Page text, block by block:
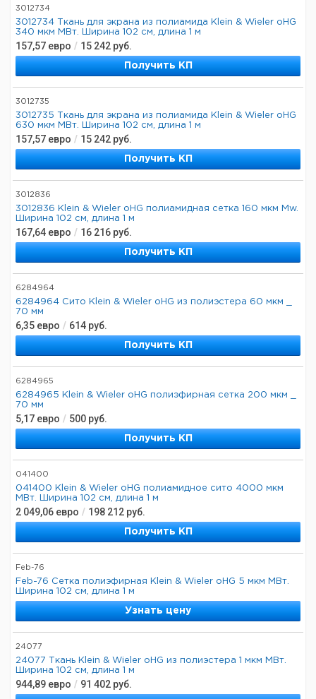
3012734
3012734 Ткань для экрана из полиамида Klein & Wieler oHG
340 мкм МВт. Ширина 102 см, длина 1 м
157,57 евро / 15 242 руб.
Получить КП
3012735
3012735 Ткань для экрана из полиамида Klein & Wieler oHG
630 мкм МВт. Ширина 102 см, длина 1 м
157,57 евро / 15 242 руб.
Получить КП
3012836
3012836 Klein & Wieler oHG полиамидная сетка 160 мкм Mw.
Ширина 102 см, длина 1 м
167,64 евро / 16 216 руб.
Получить КП
6284964
6284964 Сито Klein & Wieler oHG из полиэстера 60 мкм _
70 мм
6,35 евро / 614 руб.
Получить КП
6284965
6284965 Klein & Wieler oHG полиэфирная сетка 200 мкм _
70 мм
5,17 евро / 500 руб.
Получить КП
041400
041400 Klein & Wieler oHG полиамидное сито 4000 мкм
МВт. Ширина 102 см, длина 1 м
2 049,06 евро / 198 212 руб.
Получить КП
Feb-76
Feb-76 Сетка полиэфирная Klein & Wieler oHG 5 мкм МВт.
Ширина 102 см, длина 1 м
Узнать цену
24077
24077 Ткань Klein & Wieler oHG из полиэстера 1 мкм МВт.
Ширина 102 см, длина 1 м
944,89 евро / 91 402 руб.